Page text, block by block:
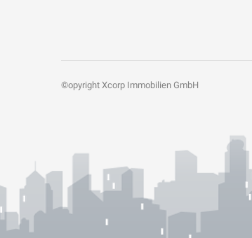
©opyright Xcorp Immobilien GmbH